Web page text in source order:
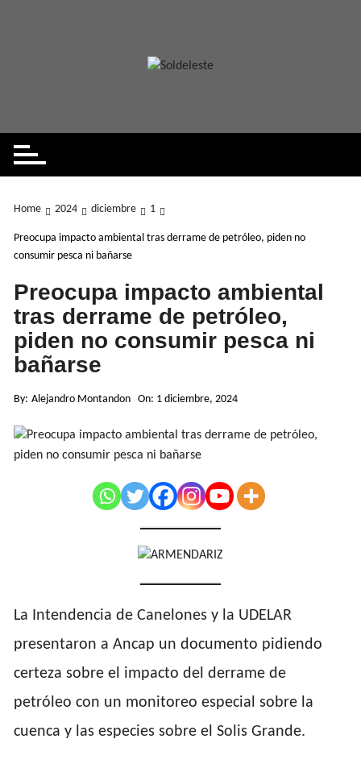
Home 2024 diciembre 1
Preocupa impacto ambiental tras derrame de petróleo, piden no
consumir pesca ni bañarse
Preocupa impacto ambiental
tras derrame de petróleo,
piden no consumir pesca ni
bañarse
By: Alejandro Montandon On: 1 diciembre, 2024
La Intendencia de Canelones y la UDELAR
presentaron a Ancap un documento pidiendo
certeza sobre el impacto del derrame de
petróleo con un monitoreo especial sobre la
cuenca y las especies sobre el Solis Grande.